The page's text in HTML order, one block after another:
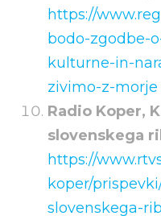
https://
bodo-zgodbe-
kulturne-in-
zivimo-z-morje
Radio Koper,
slovenskega
https://
koper/
slovenskega-